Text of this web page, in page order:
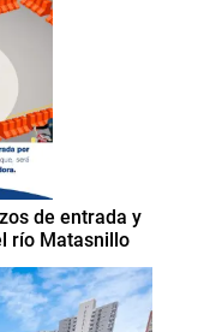
de entrada y
río Matasnillo